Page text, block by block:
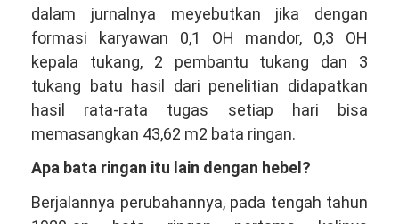
dalam jurnalnya meyebutkan jika dengan
formasi karyawan 0,1 OH mandor, 0,3 OH
kepala tukang, 2 pembantu tukang dan 3
tukang batu hasil dari penelitian didapatkan
hasil rata-rata tugas setiap hari bisa
memasangkan 43,62 m2 bata ringan.
Apa bata ringan itu lain dengan hebel?
Berjalannya perubahannya, pada tengah tahun